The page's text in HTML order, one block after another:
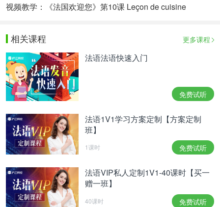
视频教学：《法国欢迎您》第10课 Leçon de cuisine
相关课程 更多课程
法语法语快速入门
免费试听
法语1V1学习方案定制【方案定制
班】
1课时 免费试听
法语VIP私人定制1V1-40课时【买一
赠一班】
40课时 免费试听